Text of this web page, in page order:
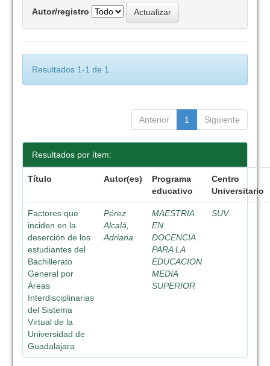
Autor/registro
Resultados 1-1 de 1.
Anterior 1 Siguiente
Resultados por ítem:
Título Autor(es)
Programa
educativo
Centro
Universitario
Factores que
inciden en la
deserción de los
estudiantes del
Bachillerato
General por
Áreas
Interdisciplinarias
del Sistema
Virtual de la
Universidad de
Guadalajara
Pérez
Alcalá,
Adriana
MAESTRIA
EN
DOCENCIA
PARA LA
EDUCACION
MEDIA
SUPERIOR
SUV